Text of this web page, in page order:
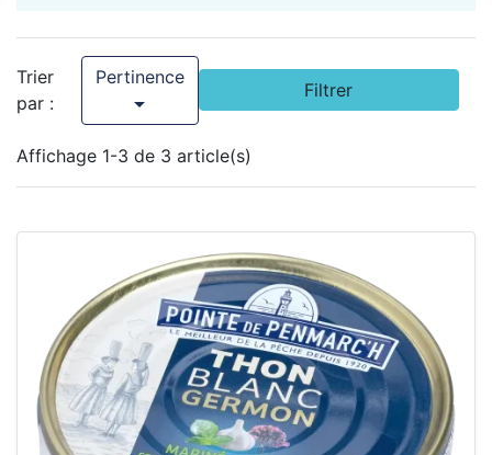
Trier
par :
Pertinence

Filtrer
Affichage 1-3 de 3 article(s)